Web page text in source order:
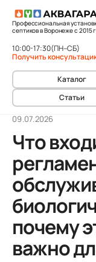
Профессиональная
септиков в Воронеже с 2015
Каталог
Статьи
10:00-17:30(ПН–СБ)
Получить
09.07.2026
Что
почему
важно